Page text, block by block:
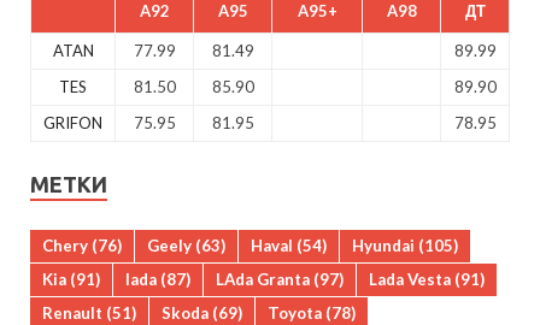
A92 A95 A95+ A98 ДТ
ATAN 77.99 81.49
89.99
TES
81.50 85.90
89.90
GRIFON
75.95 81.95 78.95
МЕТКИ
Chery (76) Geely (63) Haval (54) Hyundai (105)
Kia (91) lada (87) LAda Granta (97) Lada Vesta (91)
Renault (51) Skoda (69) Toyota (78)